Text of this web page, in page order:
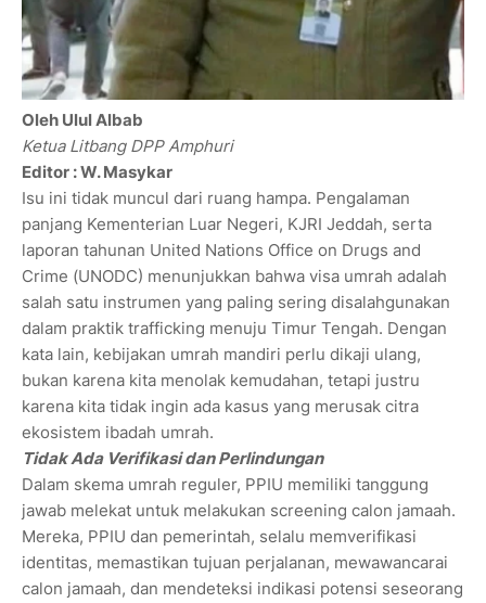
Oleh Ulul Albab
Ketua Litbang DPP Amphuri
Editor : W. Masykar
Isu ini tidak muncul dari ruang hampa. Pengalaman
panjang Kementerian Luar Negeri, KJRI Jeddah, serta
laporan tahunan United Nations Office on Drugs and
Crime (UNODC) menunjukkan bahwa visa umrah adalah
salah satu instrumen yang paling sering disalahgunakan
dalam praktik trafficking menuju Timur Tengah. Dengan
kata lain, kebijakan umrah mandiri perlu dikaji ulang,
bukan karena kita menolak kemudahan, tetapi justru
karena kita tidak ingin ada kasus yang merusak citra
ekosistem ibadah umrah.
Tidak Ada Verifikasi dan Perlindungan
Dalam skema umrah reguler, PPIU memiliki tanggung
jawab melekat untuk melakukan screening calon jamaah.
Mereka, PPIU dan pemerintah, selalu memverifikasi
identitas, memastikan tujuan perjalanan, mewawancarai
calon jamaah, dan mendeteksi indikasi potensi seseorang